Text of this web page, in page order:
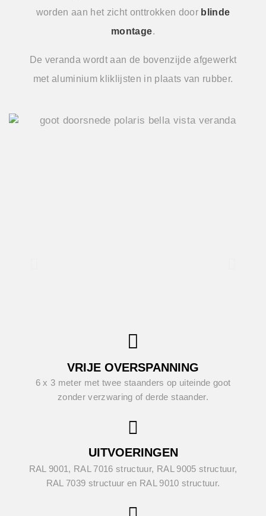
worden aan het zicht onttrokken door blinde
montage.
De veranda wordt aan de bovenzijde afgewerkt
met aluminium kliklijsten in plaats van rubber.
VRIJE OVERSPANNING
6 x 3 meter met twee staanders op uiteinde goot
zonder verzwaring of derde staander.
UITVOERINGEN
RAL 9001, RAL 7016 structuur, RAL 9005 structuur,
RAL 7039 structuur en RAL 9010 structuur.